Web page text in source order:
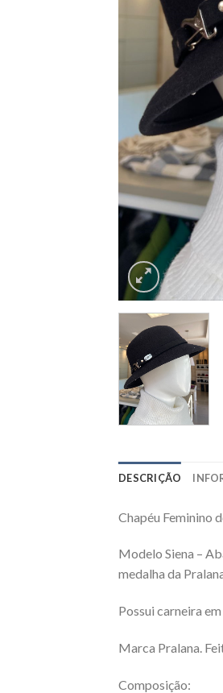
DESCRIÇÃO
Chapéu Feminino
Modelo Siena –
medalha da
Possui carneira
Marca Pralana.
Composição: